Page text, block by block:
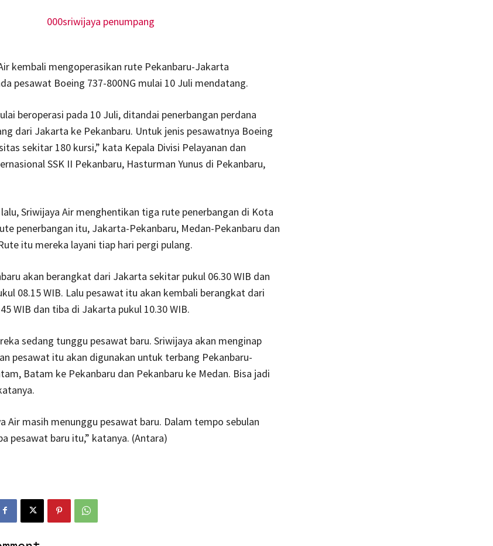
kembali mengoperasikan rute Pekanbaru-Jakarta
pesawat Boeing 737-800NG mulai 10 Juli mendatang.
beroperasi pada 10 Juli, ditandai penerbangan perdana
dari Jakarta ke Pekanbaru. Untuk jenis pesawatnya Boeing
sekitar 180 kursi,” kata Kepala Divisi Pelayanan dan
SSK II Pekanbaru, Hasturman Yunus di Pekanbaru,
Sriwijaya Air menghentikan tiga rute penerbangan di Kota
penerbangan itu, Jakarta-Pekanbaru, Medan-Pekanbaru dan
itu mereka layani tiap hari pergi pulang.
akan berangkat dari Jakarta sekitar pukul 06.30 WIB dan
08.15 WIB. Lalu pesawat itu akan kembali berangkat dari
WIB dan tiba di Jakarta pukul 10.30 WIB.
sedang tunggu pesawat baru. Sriwijaya akan menginap
pesawat itu akan digunakan untuk terbang Pekanbaru-
Batam ke Pekanbaru dan Pekanbaru ke Medan. Bisa jadi
Air masih menunggu pesawat baru. Dalam tempo sebulan
pesawat baru itu,” katanya. (Antara)